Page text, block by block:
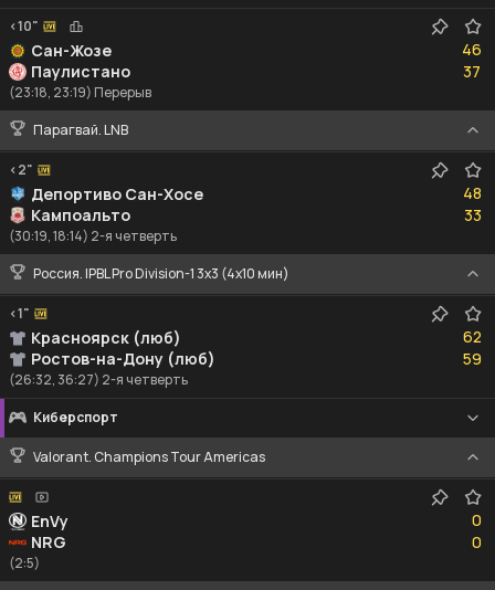
<10"
Сан-Жозе
Паулистано
46
46
37
37
(23:18, 23:19) Перерыв
Парагвай. LNB
<2"
Депортиво Сан-Хосе
Кампоальто
48
48
33
33
(30:19, 18:14) 2-я четверть
Россия. IPBL Pro Division-1 3x3 (4x10 мин)
<1"
Красноярск (люб)
Ростов-на-Дону (люб)
62
62
59
59
(26:32, 36:27) 2-я четверть
Киберспорт
Valorant. Champions Tour Americas
EnVy
NRG
0
0
0
0
(2:5)